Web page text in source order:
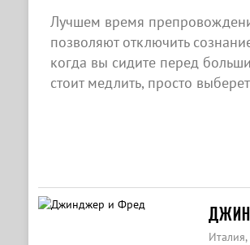
Лучшем время
позволяют отключить
когда вы сидите перед
стоит медлить, просто